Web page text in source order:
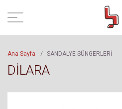
Ana Sayfa / SANDALYE SÜNGERLERİ
DİLARA